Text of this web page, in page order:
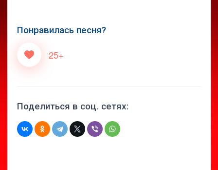
Понравилась песня?
25+
Поделиться в соц. сетях: